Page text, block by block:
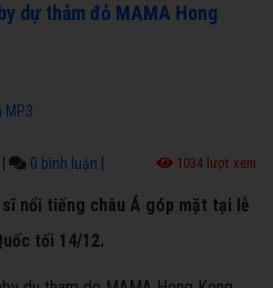
dự thảm đỏ MAMA Hong
MP3
0 bình luận 1034 lượt xem
nổi tiếng châu Á góp mặt tại lễ
tối 14/12.